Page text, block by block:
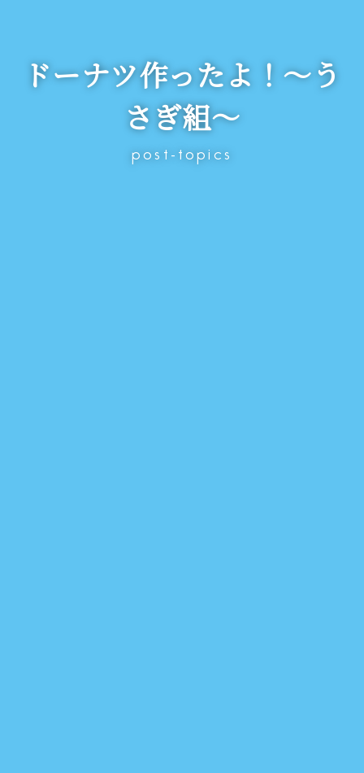
ドーナツ作ったよ！～う
さぎ組～
post-topics